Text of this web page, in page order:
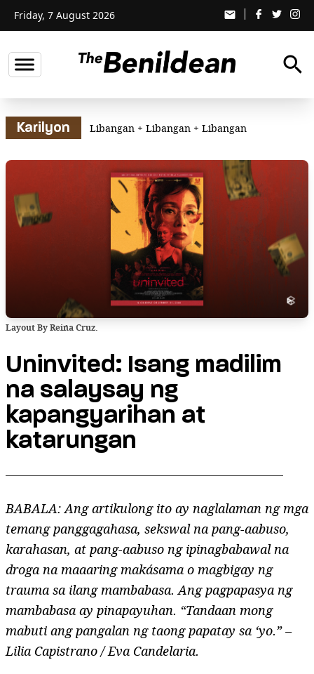
Friday, 7 August 2026 email
search
Karilyon Libangan + Libangan + Libangan
Layout By Reina Cruz.
Uninvited: Isang madilim
na salaysay ng
kapangyarihan at
katarungan
BABALA: Ang artikulong ito ay naglalaman ng mga
temang panggagahasa, sekswal na pang-aabuso,
karahasan, at pang-aabuso ng ipinagbabawal na
droga na maaaring makásama o magbigay ng
trauma sa ilang mambabasa. Ang pagpapasya ng
mambabasa ay pinapayuhan. “Tandaan mong
mabuti ang pangalan ng taong papatay sa ‘yo.” –
Lilia Capistrano / Eva Candelaria.